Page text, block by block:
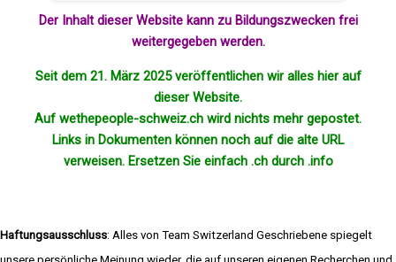
Der Inhalt dieser Website kann zu Bildungszwecken frei
weitergegeben werden.
Seit dem 21. März 2025 veröffentlichen wir alles hier auf
dieser Website.
Auf wethepeople-schweiz.ch wird nichts mehrgepostet.
Links in Dokumenten können noch auf die alte URL
verweisen. Ersetzen Sie einfach .ch durch .info
Haftungsausschluss: Alles von Team Switzerland Geschriebene spiegelt